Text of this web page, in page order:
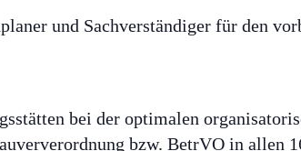
und Sachverständiger für den
bei der optimalen
bzw. BetrVO in allen